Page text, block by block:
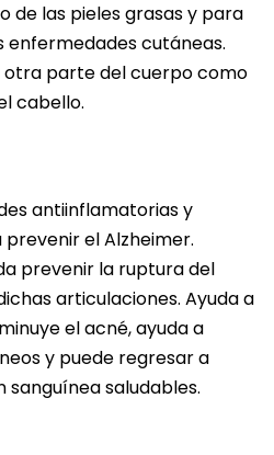
de las pieles grasas y para
enfermedades cutáneas.
otra parte del cuerpo como
cabello.
antiinflamatorias y
el Alzheimer.
prevenir la ruptura del
articulaciones. Ayuda a
el acné, ayuda a
y puede regresar a
sanguínea saludables.